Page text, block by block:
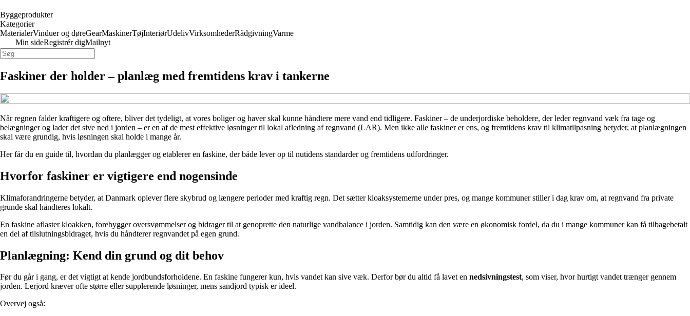
Byggeprodukter
Kategorier
MaterialerVinduer og døreGearMaskinerTøjInteriørUdelivVirksomhederRådgivningVarme
Min sideRegistrér digMailnyt
Faskiner der holder – planlæg med fremtidens krav i tankerne
Når regnen falder kraftigere og oftere, bliver det tydeligt, at vores boliger og haver skal kunne håndtere mere vand end tidligere. Faskiner – de underjordiske beholdere, der leder regnvand væk fra tage og
belægninger og lader det sive ned i jorden – er en af de mest effektive løsninger til lokal afledning af regnvand (LAR). Men ikke alle faskiner er ens, og fremtidens krav til klimatilpasning betyder, at planlægningen
skal være grundig, hvis løsningen skal holde i mange år.
Her får du en guide til, hvordan du planlægger og etablerer en faskine, der både lever op til nutidens standarder og fremtidens udfordringer.
Hvorfor faskiner er vigtigere end nogensinde
Klimaforandringerne betyder, at Danmark oplever flere skybrud og længere perioder med kraftig regn. Det sætter kloaksystemerne under pres, og mange kommuner stiller i dag krav om, at regnvand fra private
grunde skal håndteres lokalt.
En faskine aflaster kloakken, forebygger oversvømmelser og bidrager til at genoprette den naturlige vandbalance i jorden. Samtidig kan den være en økonomisk fordel, da du i mange kommuner kan få tilbagebetalt
en del af tilslutningsbidraget, hvis du håndterer regnvandet på egen grund.
Planlægning: Kend din grund og dit behov
Før du går i gang, er det vigtigt at kende jordbundsforholdene. En faskine fungerer kun, hvis vandet kan sive væk. Derfor bør du altid få lavet en nedsivningstest, som viser, hvor hurtigt vandet trænger gennem
jorden. Lerjord kræver ofte større eller supplerende løsninger, mens sandjord typisk er ideel.
Overvej også: